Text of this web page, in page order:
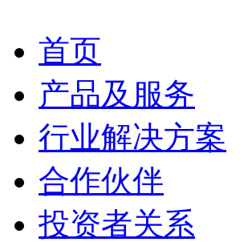
首页
产品及服务
行业解决方案
合作伙伴
投资者关系